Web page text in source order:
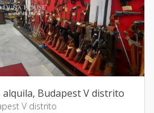
alquila, Budapest V distrito
V distrito